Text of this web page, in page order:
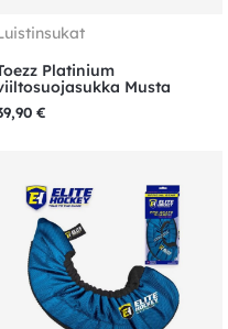
Platinium
Musta
€